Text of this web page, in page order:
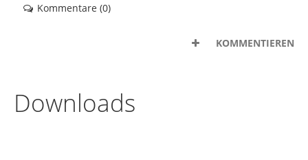
Kommentare (0)
KOMMENTIEREN
Downloads